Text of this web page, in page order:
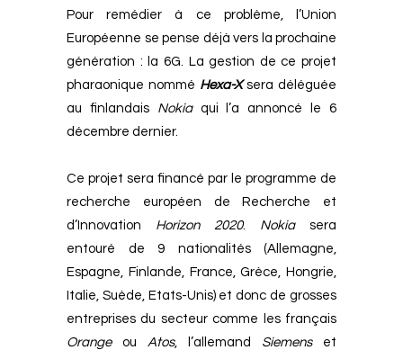
Pour remédier à ce problème, l’Union
Européenne se pense déjà vers la prochaine
génération : la 6G.
La gestion de ce projet
pharaonique nommé Hexa-Xsera déléguée
au finlandais Nokiaqui l’a annoncé le 6
décembre dernier.
Ce projet sera financé par le programme de
recherche européen de Recherche et
d’Innovation Horizon 2020. Nokiasera
entouré de 9 nationalités (Allemagne,
Espagne, Finlande, France, Grèce, Hongrie,
Italie, Suède, Etats-Unis) et donc de grosses
entreprises du secteur comme les français
Orangeou Atos, l’allemand Siemenset